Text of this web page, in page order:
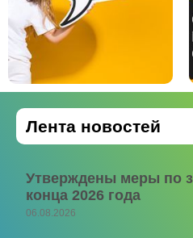
Лента новостей
Утверждены меры по
конца 2026 года
06.08.2026